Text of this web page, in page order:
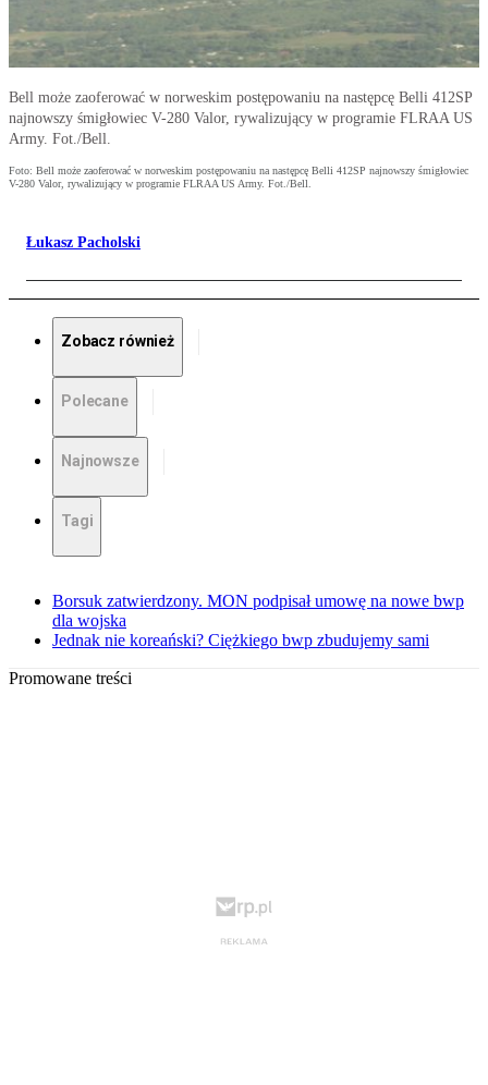
Bell może zaoferować w norweskim postępowaniu na następcę Belli 412SP
najnowszy śmigłowiec V-280 Valor, rywalizujący w programie FLRAA US
Army. Fot./Bell.
Foto: Bell może zaoferować w norweskim postępowaniu na następcę Belli 412SP najnowszy śmigłowiec
V-280 Valor, rywalizujący w programie FLRAA US Army. Fot./Bell.
Łukasz Pacholski
Zobacz również
Polecane
Najnowsze
Tagi
Borsuk zatwierdzony. MON podpisał umowę na nowe bwp
dla wojska
Jednak nie koreański? Ciężkiego bwp zbudujemy sami
Promowane treści